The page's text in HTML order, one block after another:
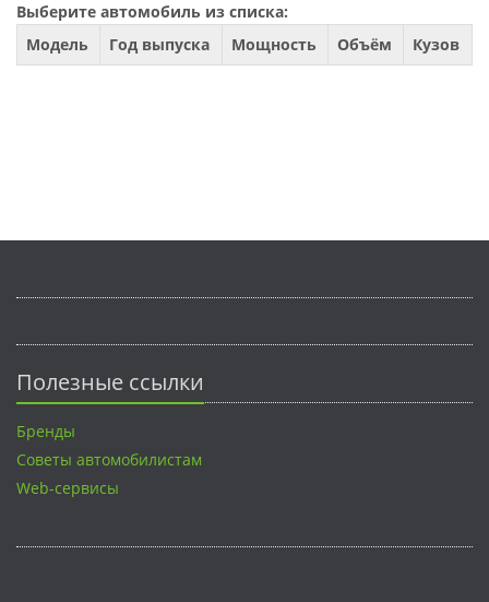
Выберите автомобиль из списка:
Модель
Год выпуска Мощность Объём Кузов
Полезные ссылки
Бренды
Советы автомобилистам
Web-сервисы